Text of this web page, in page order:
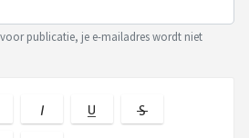
publicatie, je e-mailadres wordt niet